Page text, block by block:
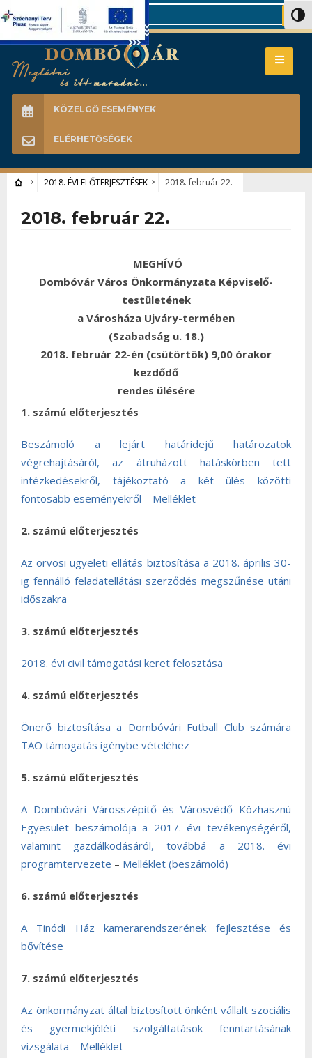
Search
KÖZELGŐ ESEMÉNYEK
ELÉRHETŐSÉGEK
2018. ÉVI ELŐTERJESZTÉSEK 2018. február 22.
2018. február 22.
MEGHÍVÓ
Dombóvár Város Önkormányzata Képviselő-
testületének
a Városháza Ujváry-termében
(Szabadság u. 18.)
2018. február 22-én (csütörtök) 9,00 órakor
kezdődő
rendes ülésére
1. számú előterjesztés
Beszámoló a lejárt határidejű határozatok
végrehajtásáról, az átruházott hatáskörben tett
intézkedésekről, tájékoztató a két ülés közötti
fontosabb eseményekről – Melléklet
2. számú előterjesztés
Az orvosi ügyeleti ellátás biztosítása a 2018. április 30-
ig fennálló feladatellátási szerződés megszűnése utáni
időszakra
3. számú előterjesztés
2018. évi civil támogatási keret felosztása
4. számú előterjesztés
Önerő biztosítása a Dombóvári Futball Club számára
TAO támogatás igénybe vételéhez
5. számú előterjesztés
A Dombóvári Városszépítő és Városvédő Közhasznú
Egyesület beszámolója a 2017. évi tevékenységéről,
valamint gazdálkodásáról, továbbá a 2018. évi
programtervezete – Melléklet (beszámoló)
6. számú előterjesztés
A Tinódi Ház kamerarendszerének fejlesztése és
bővítése
7. számú előterjesztés
Az önkormányzat által biztosított önként vállalt szociális
és gyermekjóléti szolgáltatások fenntartásának
vizsgálata – Melléklet